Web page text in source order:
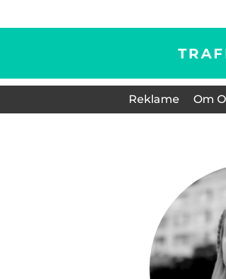
Reklame Om